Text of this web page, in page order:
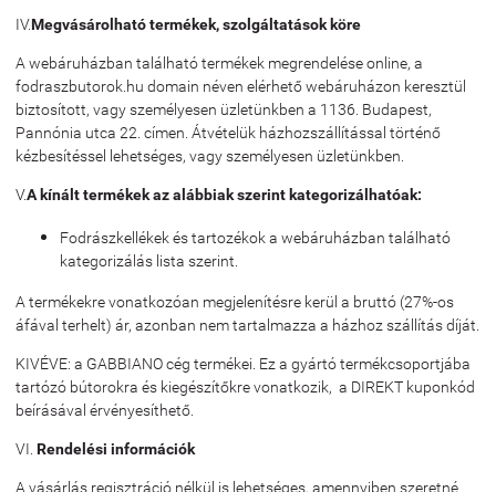
IV.Megvásárolható termékek, szolgáltatások köre
A webáruházban található termékek megrendelése online, a
fodraszbutorok.hu domain néven elérhető webáruházon keresztül
biztosított, vagy személyesen üzletünkben a 1136. Budapest,
Pannónia utca 22. címen. Átvételük házhozszállítással történő
kézbesítéssel lehetséges, vagy személyesen üzletünkben.
V.A kínált termékek az alábbiak szerint kategorizálhatóak:
Fodrászkellékek és tartozékok a webáruházban található
kategorizálás lista szerint.
A termékekre vonatkozóan megjelenítésre kerül a bruttó (27%-os
áfával terhelt) ár, azonban nem tartalmazza a házhoz szállítás díját.
KIVÉVE: a GABBIANO cég termékei. Ez a gyártó termékcsoportjába
tartózó bútorokra és kiegészítőkre vonatkozik, a DIREKT kuponkód
beírásával érvényesíthető.
VI. Rendelési információk
A vásárlás regisztráció nélkül is lehetséges, amennyiben szeretné